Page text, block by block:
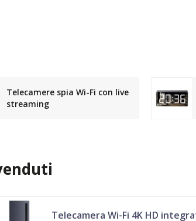
Telecamere spia Wi-Fi con live
streaming
Telecamera Wi-Fi 4K HD